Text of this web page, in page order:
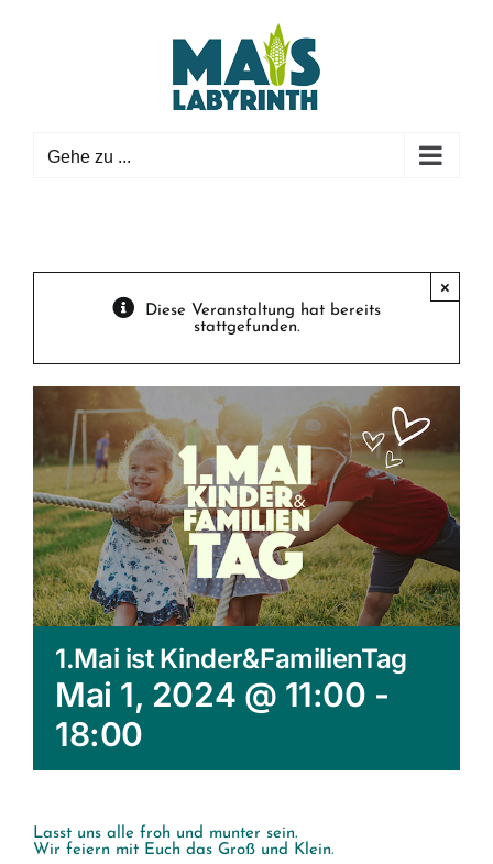
Gehe zu ...
Diese Veranstaltung hat bereits
stattgefunden.
×
1.Mai ist Kinder&FamilienTag
Mai 1, 2024 @ 11:00 -
18:00
Lasst uns alle froh und munter sein.
Wir feiern mit Euch das Groß und Klein.